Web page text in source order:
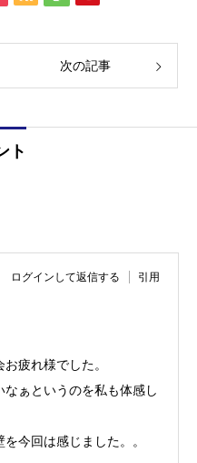
次の記事
ト
ログインして返信する 引用
疲れ様でした。
ぁというのを私も体感し
今回は感じました。。